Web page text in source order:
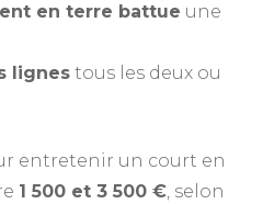
en terre battue une
lignes tous les deux ou
entretenir un court en
1 500 et 3 500 €, selon